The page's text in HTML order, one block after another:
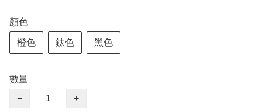
顏色
橙色 鈦色 黑色
數量
−
+